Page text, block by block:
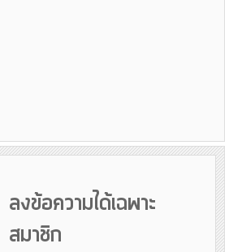
ลงข้อความได้เฉพาะ
สมาชิก